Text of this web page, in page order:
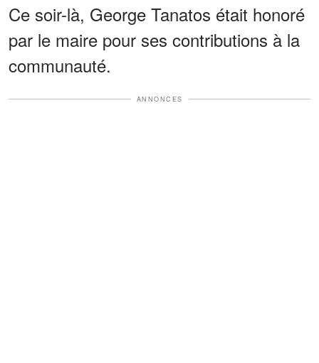
Ce soir-là, George Tanatos était honoré
par le maire pour ses contributions à la
communauté.
ANNONCES